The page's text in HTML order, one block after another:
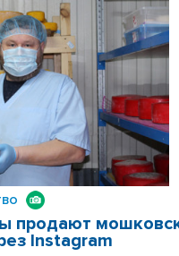
продают
Instagram